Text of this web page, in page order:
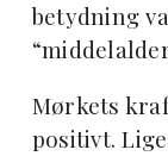
betydning
Mørkets
positivt.